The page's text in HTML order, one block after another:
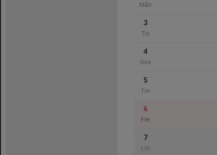
Mån
3
Tis
4
Ons
5
Tor
6
Fre
7
Lör